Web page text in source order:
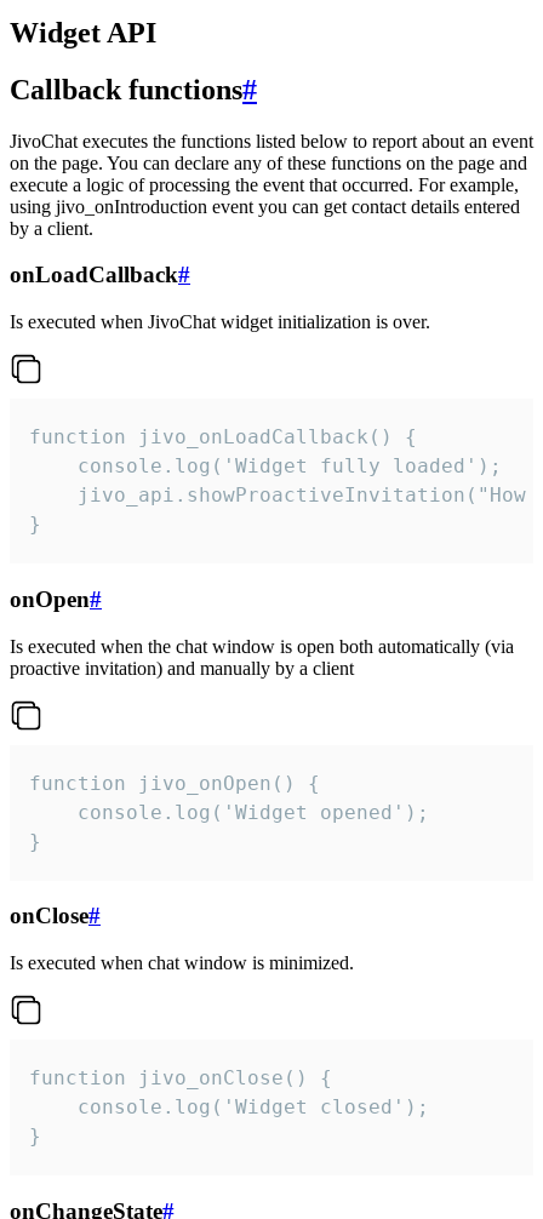
Widget API
Callback functions#
JivoChat executes the functions listed below to report about an event
on the page. You can declare any of these functions on the page and
execute a logic of processing the event that occurred. For example,
using jivo_onIntroduction event you can get contact details entered
by a client.
onLoadCallback#
Is executed when JivoChat widget initialization is over.
function jivo_onLoadCallback() {
    console.log('Widget fully loaded');
jivo_api.showProactiveInvitation("How
}
onOpen#
Is executed when the chat window is open both automatically (via
proactive invitation) and manually by a client
function jivo_onOpen() {
    console.log('Widget opened');
}
onClose#
Is executed when chat window is minimized.
function jivo_onClose() {
    console.log('Widget closed');
}
onChangeState#